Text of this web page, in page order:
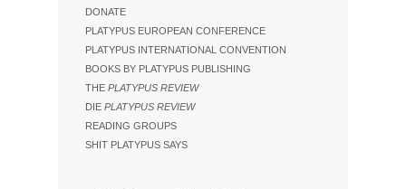
DONATE
PLATYPUS EUROPEAN CONFERENCE
PLATYPUS INTERNATIONAL CONVENTION
BOOKS BY PLATYPUS PUBLISHING
THE PLATYPUS REVIEW
DIE PLATYPUS REVIEW
READING GROUPS
SHIT PLATYPUS SAYS